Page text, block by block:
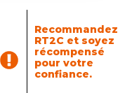
Recommandez
RT2C et soyez
récompensé
pour votre
confiance.